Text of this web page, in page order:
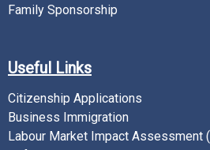
Family Sponsorship
Useful Links
Citizenship Applications
Business Immigration
Labour Market Impact Assessment